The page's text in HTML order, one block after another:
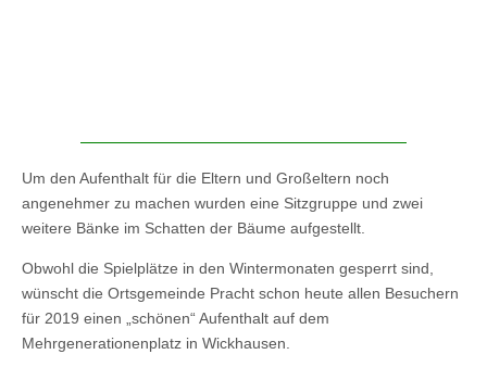
Um den Aufenthalt für die Eltern und Großeltern noch
angenehmer zu machen wurden eine Sitzgruppe und zwei
weitere Bänke im Schatten der Bäume aufgestellt.
Obwohl die Spielplätze in den Wintermonaten gesperrt sind,
wünscht die Ortsgemeinde Pracht schon heute allen Besuchern
für 2019 einen „schönen“ Aufenthalt auf dem
Mehrgenerationenplatz in Wickhausen.